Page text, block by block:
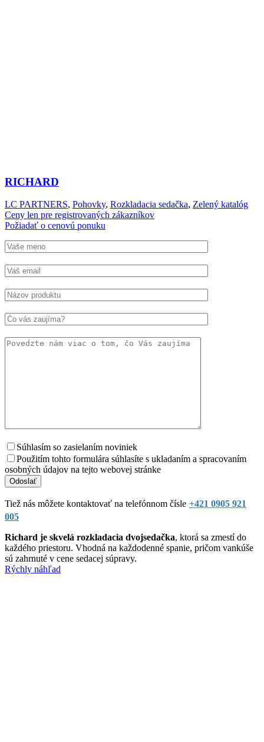
RICHARD
LC PARTNERS, Pohovky, Rozkladacia sedačka, Zelený katalóg
Ceny len pre registrovaných zákazníkov
Požiadať o cenovú ponuku
Súhlasím so zasielaním noviniek
Použitím tohto formulára súhlasíte s ukladaním a spracovaním
osobných údajov na tejto webovej stránke
Tiež nás môžete kontaktovať na telefónnom čísle +421 0905 921
005
Richard je skvelá rozkladacia dvojsedačka, ktorá sa zmestí do
každého priestoru. Vhodná na každodenné spanie, pričom vankúše
sú zahrnuté v cene sedacej súpravy.
Rýchly náhľad